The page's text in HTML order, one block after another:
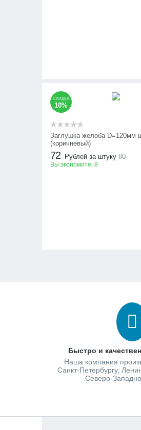
СКИДКА
10%
Заглушка желоба D=120мм
(коричневый)
72 Рублей за штуку 80
Вы экономите: 8
Быстро и
Наша компания
Санкт-Петербургу,
Северо-